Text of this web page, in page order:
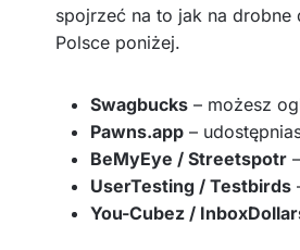
spojrzeć na to jak na drobne
Polsce poniżej.
Swagbucks – możesz
Pawns.app –
BeMyEye / Streetspotr
UserTesting / Testbirds
You-Cubez /